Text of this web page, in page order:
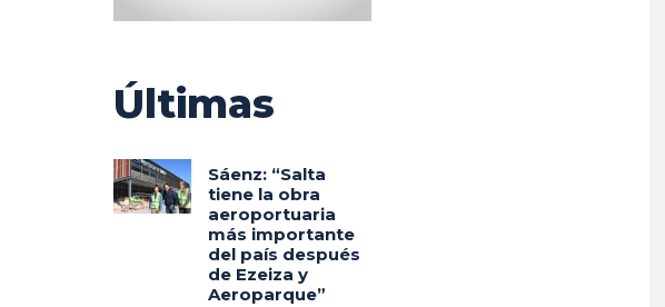
Últimas
Sáenz: “Salta
tiene la obra
aeroportuaria
más importante
del país después
de Ezeiza y
Aeroparque”